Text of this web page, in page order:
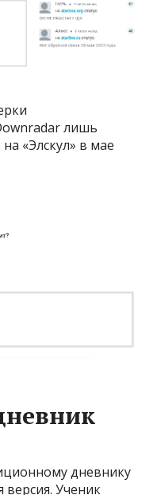
лишь
«Элскул» в мае
дневнику
версия. Ученик